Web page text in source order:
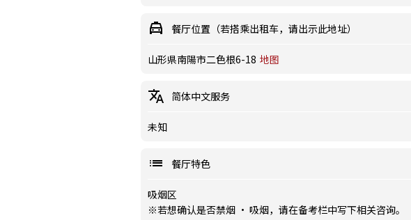
餐厅位置（若搭乘出租车，请出示此地址）
山形県南陽市二色根6-18 地图
简体中文服务
未知
餐厅特色
吸烟区
※若想确认是否禁烟 · 吸烟，请在备考栏中写下相关咨询。